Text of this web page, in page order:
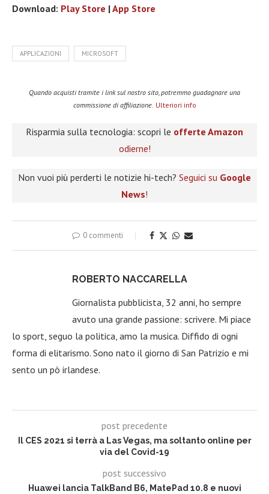
Download: Play Store |App Store
APPLICAZIONI MICROSOFT
Quando acquisti tramite i link sul nostro sito, potremmo guadagnare una
commissione di affiliazione. Ulteriori info
Risparmia sulla tecnologia: scopri le offerte Amazon
odierne!
Non vuoi più perderti le notizie hi-tech? Seguici su Google
News!
0 commenti
ROBERTO NACCARELLA
Giornalista pubblicista, 32 anni, ho sempre
avuto una grande passione: scrivere. Mi piace
lo sport, seguo la politica, amo la musica. Diffido di ogni
forma di elitarismo. Sono nato il giorno di San Patrizio e mi
sento un pò irlandese.
post precedente
Il CES 2021 si terrà a Las Vegas, ma soltanto online per
via del Covid-19
post successivo
Huawei lancia TalkBand B6, MatePad 10.8 e nuovi